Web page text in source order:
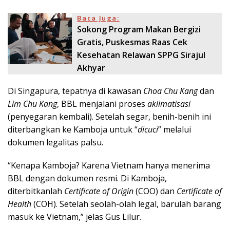
Baca Juga:
Sokong Program Makan Bergizi
Gratis, Puskesmas Raas Cek
Kesehatan Relawan SPPG Sirajul
Akhyar
Di Singapura, tepatnya di kawasan Choa Chu Kangdan
Lim Chu Kang, BBL menjalani proses aklimatisasi
(penyegaran kembali). Setelah segar, benih-benih ini
diterbangkan ke Kamboja untuk “dicuci” melalui
dokumen legalitas palsu.
“Kenapa Kamboja? Karena Vietnam hanya menerima
BBL dengan dokumen resmi. Di Kamboja,
diterbitkanlah Certificate of Origin(COO) dan Certificate of
Health(COH). Setelah seolah-olah legal, barulah barang
masuk ke Vietnam,” jelas Gus Lilur.